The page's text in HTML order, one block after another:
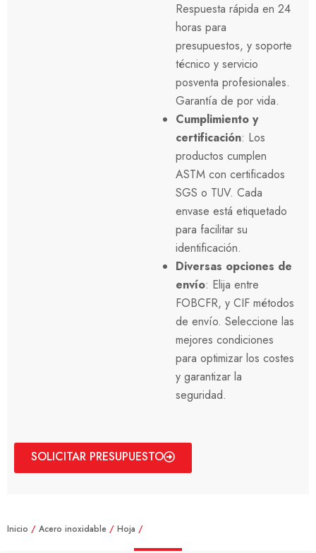
Respuesta rápida en 24
horas para
presupuestos, y soporte
técnico y servicio
posventa profesionales.
Garantía de por vida.
Cumplimiento y
certificación: Los
productos cumplen
ASTM con certificados
SGS o TUV. Cada
envase está etiquetado
para facilitar su
identificación.
Diversas opciones de
envío: Elija entre
FOBCFR, y CIF métodos
de envío. Seleccione las
mejores condiciones
para optimizar los costes
y garantizar la
seguridad.
SOLICITAR PRESUPUESTO
Inicio / Acero inoxidable / Hoja /